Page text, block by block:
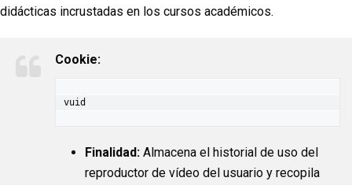
didácticas incrustadas en los cursos académicos.
Cookie:
vuid
Finalidad:Almacena el historial de uso del
reproductor de vídeo del usuario y recopila